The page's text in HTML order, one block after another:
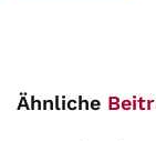
Ähnliche